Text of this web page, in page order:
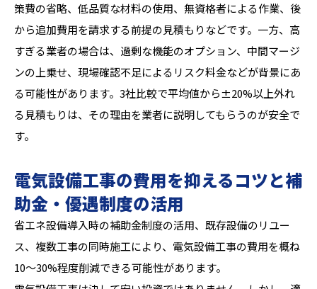
策費の省略、低品質な材料の使用、無資格者による作業、後
から追加費用を請求する前提の見積もりなどです。一方、高
すぎる業者の場合は、過剰な機能のオプション、中間マージ
ンの上乗せ、現場確認不足によるリスク料金などが背景にあ
る可能性があります。3社比較で平均値から±20%以上外れ
る見積もりは、その理由を業者に説明してもらうのが安全で
す。
電気設備工事の費用を抑えるコツと補
助金・優遇制度の活用
省エネ設備導入時の補助金制度の活用、既存設備のリユー
ス、複数工事の同時施工により、電気設備工事の費用を概ね
10〜30%程度削減できる可能性があります。